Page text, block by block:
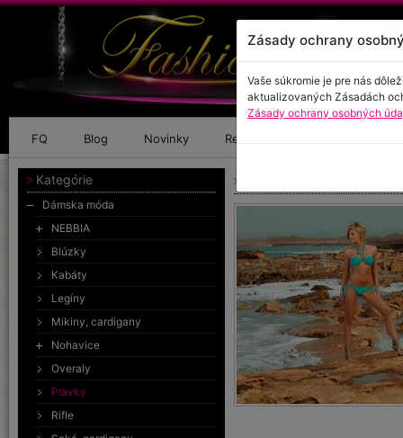
FQ Blog Novinky Referencie
Kategórie
Dámska móda
NEBBIA
Blúzky
Kabáty
Legíny
Mikiny, cardigany
Nohavice
Overaly
Plavky
Rifle
Zásady ochrany
Vaše súkromie je pre nás
aktualizovaných Zásadách
Zásady ochrany osobných